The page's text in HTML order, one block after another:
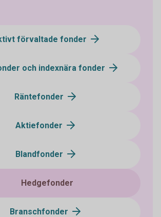
förvaltade fonder
och indexnära fonder
Räntefonder
Aktiefonder
Blandfonder
Hedgefonder
Branschfonder